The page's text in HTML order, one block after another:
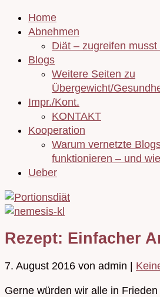
Home
Abnehmen
Diät – zugreifen musst
Blogs
Weitere Seiten zu
Übergewicht/
Impr./Kont.
KONTAKT
Kooperation
Warum vernetzte
funktionieren – und
Ueber
Rezept: Einfacher
7. August 2016 von admin |
Gerne würden wir alle in